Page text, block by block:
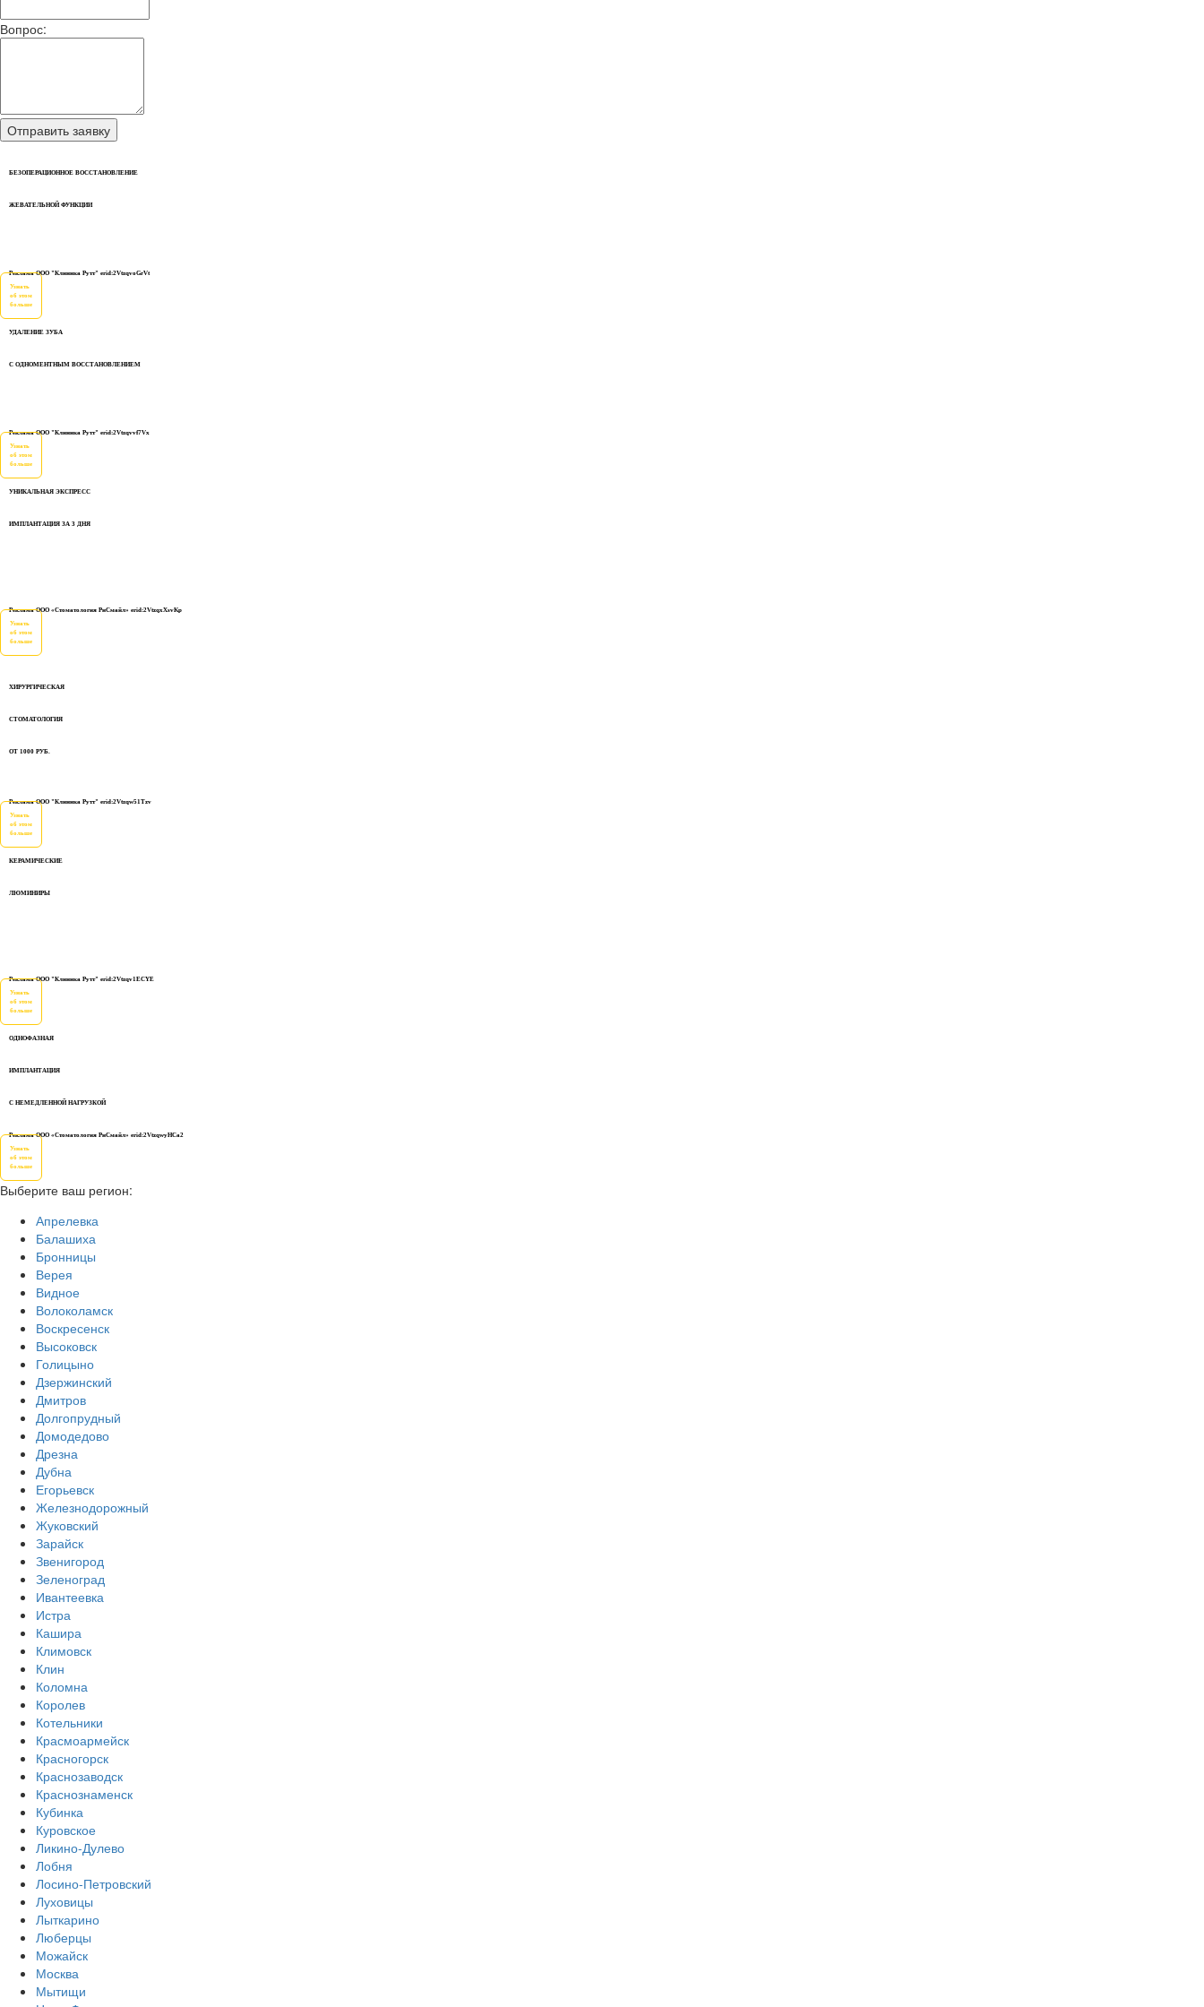
Вопрос:
БЕЗОПЕРАЦИОННОЕ ВОССТАНОВЛЕНИЕ
ЖЕВАТЕЛЬНОЙ ФУНКЦИИ
Реклама ООО "Клиника Рутт" erid:2VtzqvoGrVt
Узнать
об этом
больше
УДАЛЕНИЕ ЗУБА
С ОДНОМЕНТНЫМ ВОССТАНОВЛЕНИЕМ
Реклама ООО "Клиника Рутт" erid:2Vtzqvvf7Vx
Узнать
об этом
больше
УНИКАЛЬНАЯ ЭКСПРЕСС
ИМПЛАНТАЦИЯ ЗА 3 ДНЯ
Реклама ООО «Стоматология РиСмайл» erid:2VtzqxXsvKp
Узнать
об этом
больше
ХИРУРГИЧЕСКАЯ
СТОМАТОЛОГИЯ
ОТ 1000 РУБ.
Реклама ООО "Клиника Рутт" erid:2Vtzqw51Tzv
Узнать
об этом
больше
КЕРАМИЧЕСКИЕ
ЛЮМИНИРЫ
Реклама ООО "Клиника Рутт" erid:2Vtzqv1ECYE
Узнать
об этом
больше
ОДНОФАЗНАЯ
ИМПЛАНТАЦИЯ
С НЕМЕДЛЕННОЙ НАГРУЗКОЙ
Реклама ООО «Стоматология РиСмайл» erid:2VtzqwyHCa2
Узнать
об этом
больше
Выберите ваш регион:
Апрелевка
Балашиха
Бронницы
Верея
Видное
Волоколамск
Воскресенск
Высоковск
Голицыно
Дзержинский
Дмитров
Долгопрудный
Домодедово
Дрезна
Дубна
Егорьевск
Железнодорожный
Жуковский
Зарайск
Звенигород
Зеленоград
Ивантеевка
Истра
Кашира
Климовск
Клин
Коломна
Королев
Котельники
Красмоармейск
Красногорск
Краснозаводск
Краснознаменск
Кубинка
Куровское
Ликино-Дулево
Лобня
Лосино-Петровский
Луховицы
Лыткарино
Люберцы
Можайск
Москва
Мытищи